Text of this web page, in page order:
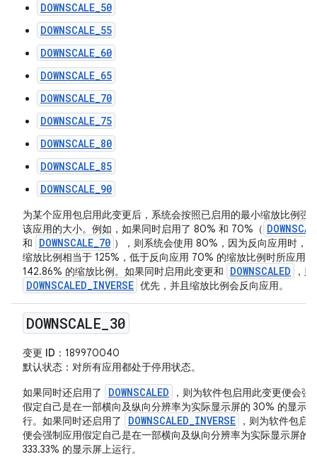
DOWNSCALE_50
DOWNSCALE_55
DOWNSCALE_60
DOWNSCALE_65
DOWNSCALE_70
DOWNSCALE_75
DOWNSCALE_80
DOWNSCALE_85
DOWNSCALE_90
为某个应用包启用此变更后，系统会按照已启用的最小缩放比例强
该应用的大小。例如，如果同时启用了 80% 和 70%（
和 DOWNSCALE_70 ），则系统会使用 80%，因为反向应用时，
缩放比例相当于 125%，低于反向应用 70% 的缩放比例时所应用的
142.86% 的缩放比例。如果同时启用此变更和
DOWNSCALED ，则
DOWNSCALED_INVERSE 优先，并且缩放比例会反向应用。
DOWNSCALE 30
变更 ID ：189970040
默认状态 ：对所有应用都处于停用状态。
如果同时还启用了
DOWNSCALED
，则为软件包启用此变更便会强
假定自己是在一部横向及纵向分辨率为实际显示屏的 30% 的显示
行。如果同时还启用了
DOWNSCALED_INVERSE
，则为软件包启
便会强制应用假定自己是在一部横向及纵向分辨率为实际显示屏的
333.33% 的显示屏上运行。